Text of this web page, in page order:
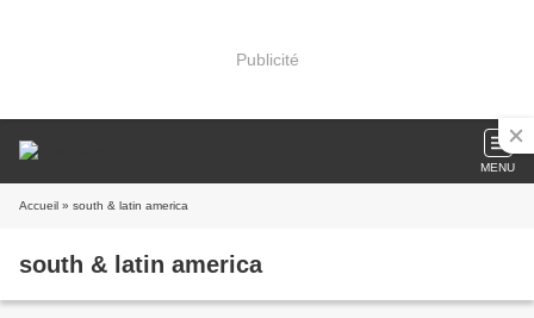
Publicité
MENU
Accueil » south & latin america
south & latin america